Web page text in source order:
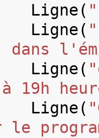
Ligne(
Ligne(
dans
Ligne(
19h
Ligne(